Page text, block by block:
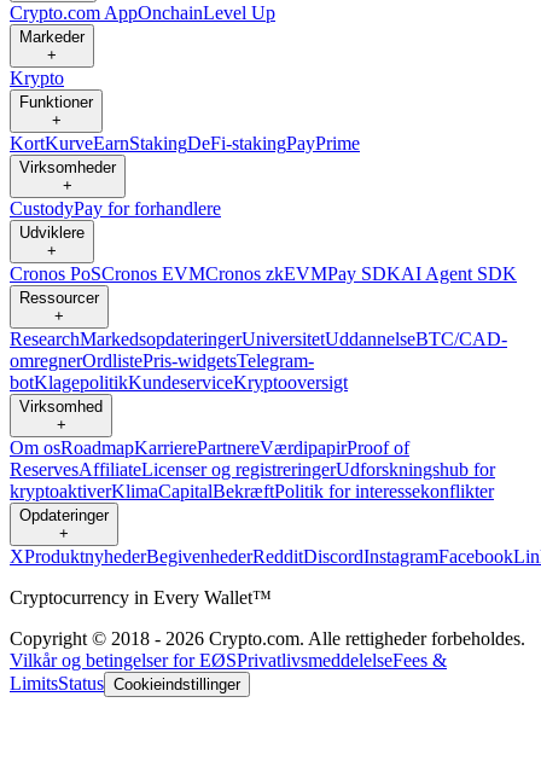
Crypto.com AppOnchainLevel Up
Markeder
+
Krypto
Funktioner
+
KortKurveEarnStakingDeFi-stakingPayPrime
Virksomheder
+
CustodyPay for forhandlere
Udviklere
+
Cronos PoSCronos EVMCronos zkEVMPay SDKAI Agent SDK
Ressourcer
+
ResearchMarkedsopdateringerUniversitetUddannelseBTC/CAD-
omregnerOrdlistePris-widgetsTelegram-
botKlagepolitikKundeserviceKryptooversigt
Virksomhed
+
Om osRoadmapKarrierePartnereVærdipapirProof of
ReservesAffiliateLicenser og registreringerUdforskningshub for
kryptoaktiverKlimaCapitalBekræftPolitik for interessekonflikter
Opdateringer
+
XProduktnyhederBegivenhederRedditDiscordInstagramFacebook
Cryptocurrency in Every Wallet™
Copyright © 2018 - 2026 Crypto.com. Alle rettigheder forbeholdes.
Vilkår og betingelser for EØSPrivatlivsmeddelelseFees &
LimitsStatus Cookieindstillinger